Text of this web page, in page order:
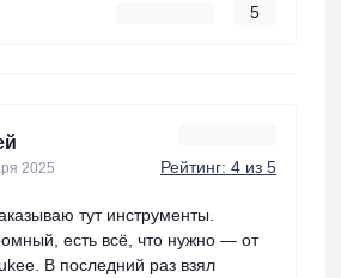
5
2025 Рейтинг: 4 из 5
тут инструменты.
есть всё, что нужно — от
В последний раз взял